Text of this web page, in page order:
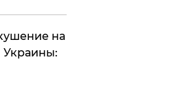
на
Украины: